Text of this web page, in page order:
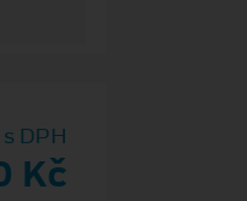
DPH
Kč